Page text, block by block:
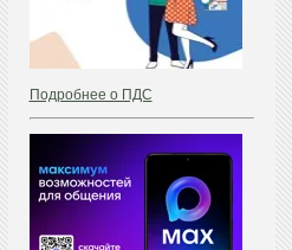
Подробнее о ПДС